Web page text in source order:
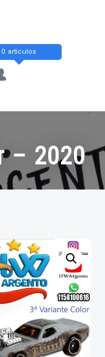
0 artículos
– 2020